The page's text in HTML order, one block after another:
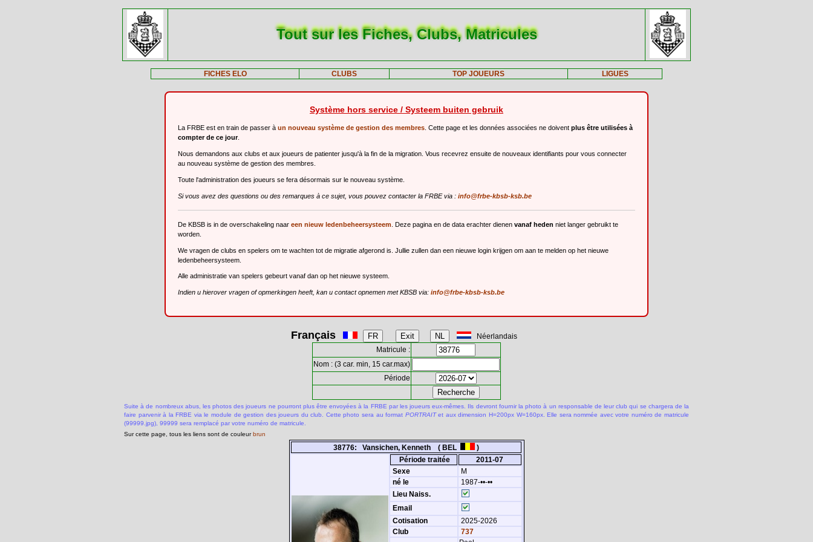
Tout sur les Fiches, Clubs, Matricules
FICHES ELO CLUBS TOP JOUEURS LIGUES
Système hors service / Systeem buiten gebruik
La FRBE est en train de passer à un nouveau système de gestion des membres . Cette page et les données associées ne doivent plus être utilisées à
compter de ce jour.
Nous demandons aux clubs et aux joueurs de patienter jusqu'à la fin de la migration. Vous recevrez ensuite de nouveaux identifiants pour vous connecter
au nouveau système de gestion des membres.
Toute l'administration des joueurs se fera désormais sur le nouveau système.
Si vous avez des questions ou des remarques à ce sujet, vous pouvez contacter la FRBE via : info@frbe-kbsb-ksb.be
De KBSB is in de overschakeling naar een nieuw ledenbeheersysteem . Deze pagina en de data erachter dienen vanaf heden niet langer gebruikt te
worden.
We vragen de clubs en spelers om te wachten tot de migratie afgerond is. Jullie zullen dan een nieuwe login krijgen om aan te melden op het nieuwe
ledenbeheersysteem.
Alle administratie van spelers gebeurt vanaf dan op het nieuwe systeem.
Indien u hierover vragen of opmerkingen heeft, kan u contact opnemen met KBSB via: info@frbe-kbsb-ksb.be
Français
Néerlandais
Matricule :
Nom : (3 car. min, 15 car.max)
Période
Suite à de nombreux abus, les photos des joueurs ne pourront plus être envoyées à la FRBE par les joueurs eux-mêmes. Ils devront fournir la photo à un responsable de leur club qui se chargera de la
faire parvenir à la FRBE via le module de gestion des joueurs du club. Cette photo sera au format PORTRAITet aux dimension H=200px W=160px. Elle sera nommée avec votre numéro de matricule
(99999.jpg), 99999 sera remplacé par votre numéro de matricule.
Sur cette page, tous les liens sont de couleurbrun
38776: Vansichen, Kenneth ( BEL
)
Période traitée
2011-07
Sexe
M
né le
1987-••-••
Lieu Naiss.
Email
Cotisation
2025-2026
Club
737